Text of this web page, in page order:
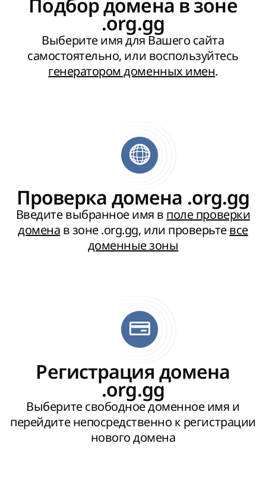
Подбор домена в зоне
.org.gg
Выберите имя для Вашего сайта
самостоятельно, или воспользуйтесь
генератором доменных имен.
Проверка домена .org.gg
Введите выбранное имя в поле проверки
домена в зоне .org.gg, или проверьтевсе
доменные зоны
Регистрация домена
.org.gg
Выберите свободное доменное имя и
перейдите непосредственно к регистрации
нового домена